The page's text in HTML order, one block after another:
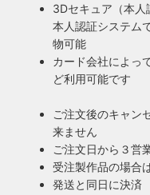
3Dセキュア（本
本人認証システム
物可能
カード会社によっ
ど利用可能です
ご注文後のキャン
来ません
ご注文日から３営
受注製作品の場合
発送と同日に決済